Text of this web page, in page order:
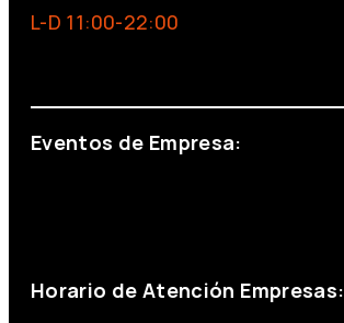
L-D 11:00-22:00
Eventos de Empresa:
Horario de Atención Empresas: